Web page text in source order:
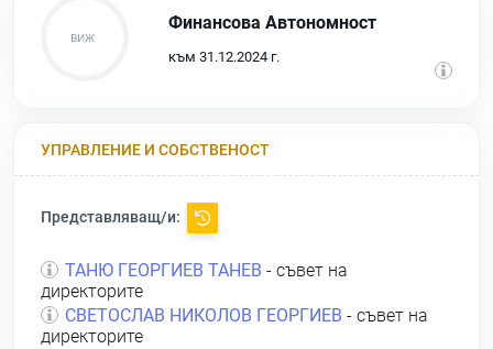
Финансова Автономност
към 31.12.2024 г.
УПРАВЛЕНИЕ И СОБСТВЕНОСТ
Представляващ/и:
ТАНЮ ГЕОРГИЕВ ТАНЕВ - съвет на
директорите
СВЕТОСЛАВ НИКОЛОВ ГЕОРГИЕВ - съвет на
директорите